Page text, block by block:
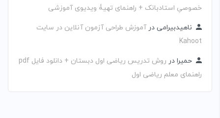
خصوصیِ استادبانک + راهنمای تهیۀ ویدیوی آموزشی
ناهیدبیرامی درآموزش طراحی آزمون آنلاین در سایت
Kahoot
حمیرا در
روش تدریس ریاضی اول دبستان + دانلود فایل pdf
راهنمای معلم ریاضی اول